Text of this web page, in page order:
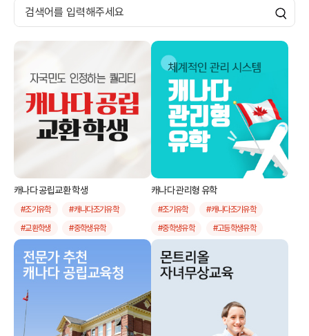
캐나다 공립교환 학생
#조기유학
#캐나다조기유학
#교환학생
#중학생유학
캐나다 관리형 유학
#조기유학
#캐나다조기유학
#중학생유학
#고등학생유학